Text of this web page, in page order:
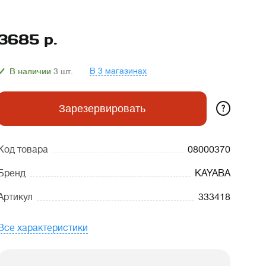
р.
В наличии 3 шт. В 3 магазинах
Зарезервировать ?
товара 08000370
KAYABA
333418
характеристики